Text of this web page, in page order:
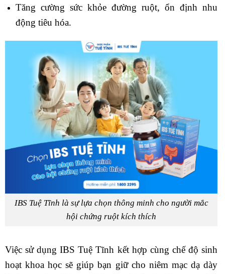
Tăng cường sức khỏe đường ruột, ổn định nhu
động tiêu hóa.
IBS Tuệ Tĩnh là sự lựa chọn thông minh cho người mắc
hội chứng ruột kích thích
Việc sử dụng IBS Tuệ Tĩnh kết hợp cùng chế độ sinh
hoạt khoa học sẽ giúp bạn giữ cho niêm mạc dạ dày